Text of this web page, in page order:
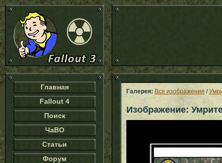
Главная
Fallout 4
Поиск
ЧаВО
Статьи
Форум
Галерея: Все изображения /
Изображение: